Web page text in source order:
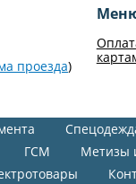
проезда)
ГСМ
Метизы